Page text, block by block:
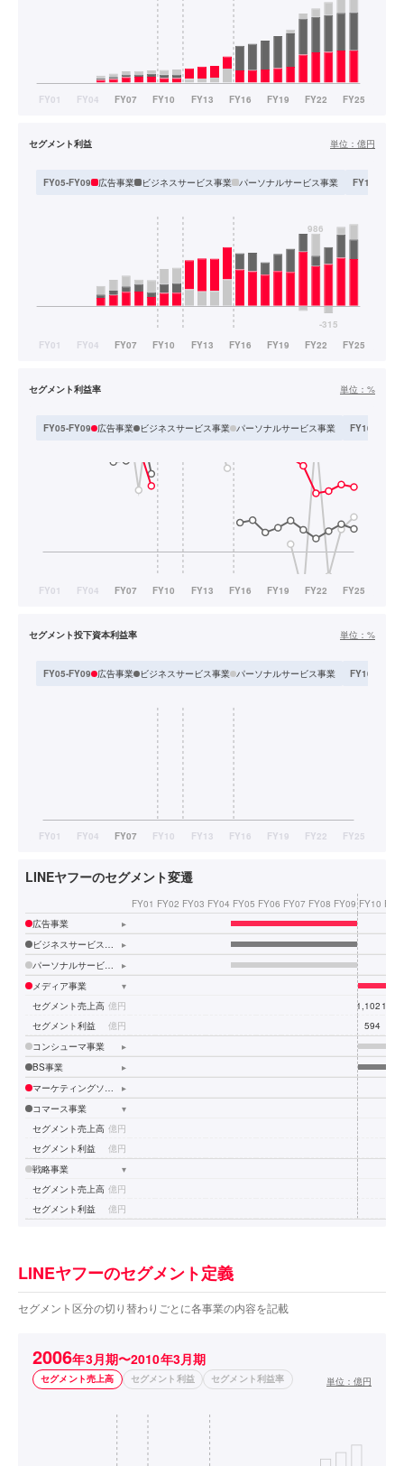
セグメント利益 単位： 億円
FY05-FY09 広告事業 ビジネスサービス事業 パーソナルサービス事業 FY10-FY11
セグメント利益率 単位： %
FY05-FY09 広告事業 ビジネスサービス事業 パーソナルサービス事業 FY10-FY11
セグメント投下資本利益率 単位： %
FY05-FY09 広告事業 ビジネスサービス事業 パーソナルサービス事業 FY10-FY11
LINEヤフーのセグメント変遷
FY01 FY02 FY03 FY04 FY05 FY06 FY07 FY08 FY09 FY10
広告事業
▸
▸
▸
メディア事業
▾
セグメント売上高 億円 1,102
セグメント利益
億円 594
コンシューマ事業
▸
BS事業
▸
▸
コマース事業
▾
セグメント売上高 億円
セグメント利益
億円
戦略事業
▾
セグメント売上高 億円
セグメント利益
億円
LINEヤフーのセグメント定義
セグメント区分の切り替わりごとに各事業の内容を記載
2006年3月期〜2010年3月期
セグメント売上高 セグメント利益 セグメント利益率 単位： 億円